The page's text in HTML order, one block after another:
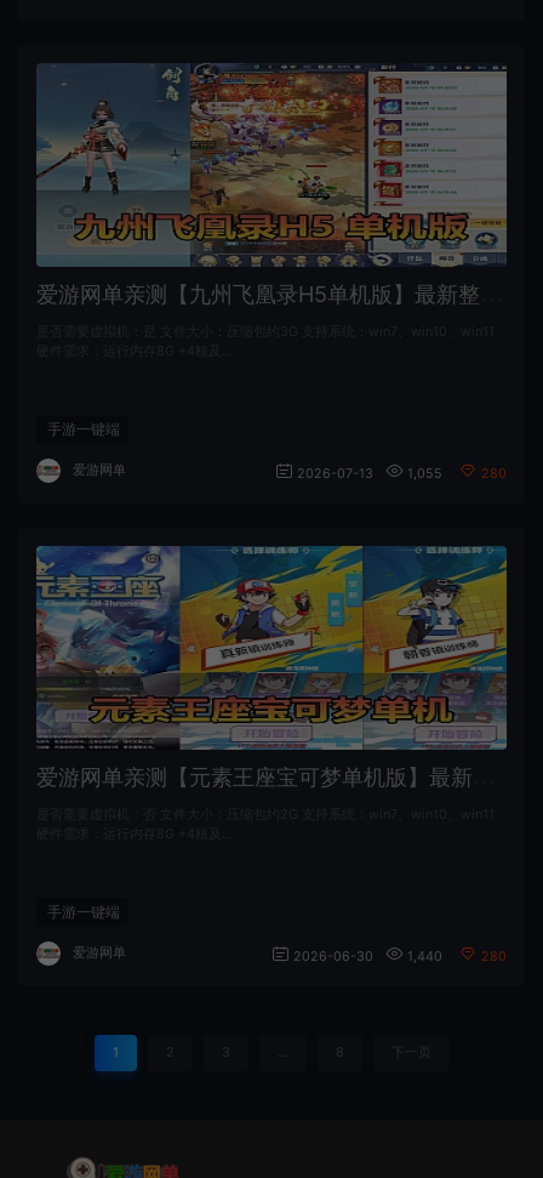
是否需要虚拟机：是 文件大小：压缩包约3G 支持系统：win7、win10、win11
硬件需求：运行内存8G +4核及…
手游一键端
爱游网单 2026-07-13 1,055 280
是否需要虚拟机：否 文件大小：压缩包约2G 支持系统：win7、win10、win11
硬件需求：运行内存8G +4核及…
手游一键端
爱游网单 2026-06-30 1,440 280
1 2 3 … 8 下一页